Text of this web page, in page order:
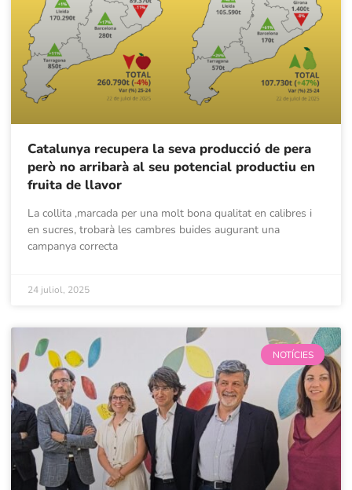
Catalunya recupera la seva producció de pera
però no arribarà al seu potencial productiu en
fruita de llavor
La collita ,marcada per una molt bona qualitat en calibres i
en sucres, trobarà les cambres buides augurant una
campanya correcta
24 juliol, 2025
NOTÍCIES